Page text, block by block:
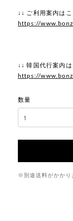
↓↓ ご利用案内は
https://
↓↓ 韓国代行案内
https://
数量
※別途送料がかかり